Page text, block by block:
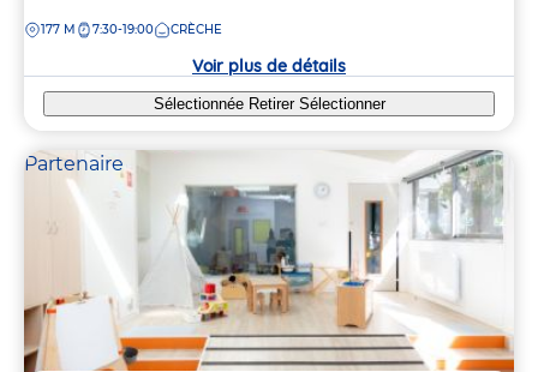
la
DISTANCE
177 M 7:30-19:00 CRÈCHE
Voir plus de détails
Sélectionnée Retirer Sélectionner
Partenaire